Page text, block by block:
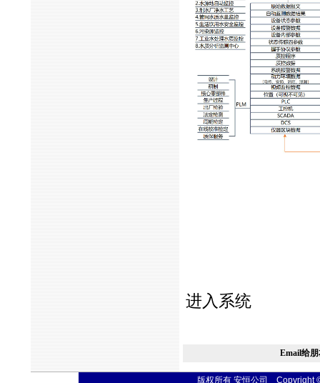
进入系统
Email给朋
版权所有 安恒公司 Copyright